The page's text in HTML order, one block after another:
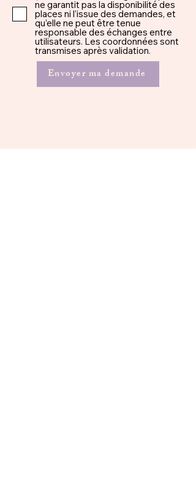
ne garantit pas la disponibilité des
places ni l’issue des demandes, et
qu’elle ne peut être tenue
responsable des échanges entre
utilisateurs. Les coordonnées sont
transmises après validation.
Envoyer ma demande